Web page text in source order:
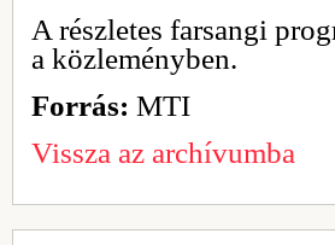
A részletes farsangi
a közleményben.
Forrás: MTI
Vissza az archívumba